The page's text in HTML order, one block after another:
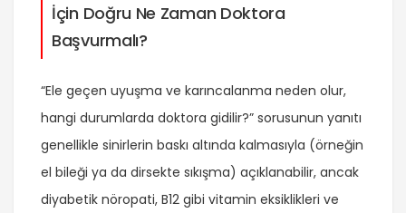
İçin Doğru Ne Zaman Doktora
Başvurmalı?
“Ele geçen uyuşma ve karıncalanma neden olur,
hangi durumlarda doktora gidilir?” sorusunun yanıtı
genellikle sinirlerin baskı altında kalmasıyla (örneğin
el bileği ya da dirsekte sıkışma) açıklanabilir, ancak
diyabetik nöropati, B12 gibi vitamin eksiklikleri ve